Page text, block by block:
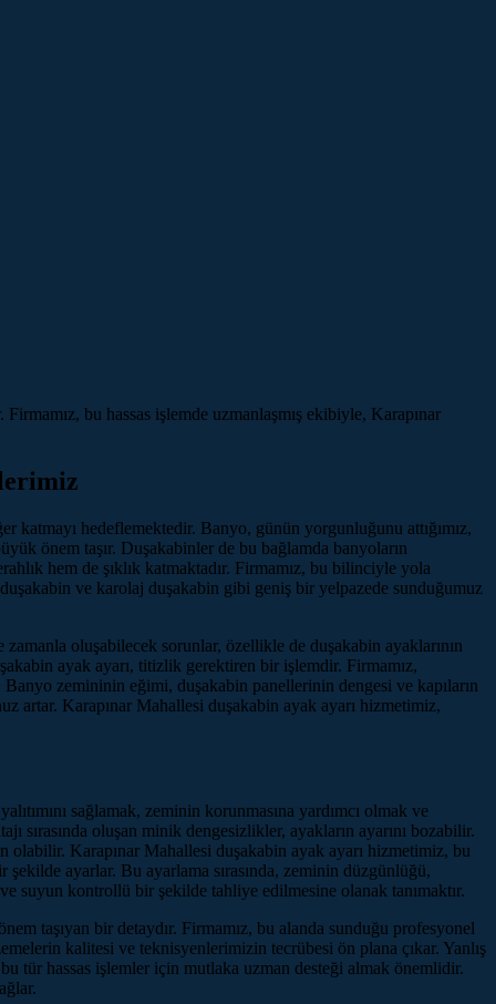
bu hassas işlemde uzmanlaşmış ekibiyle, Karapınar
katmayı hedeflemektedir. Banyo, günün yorgunluğunu attığımız,
önem taşır. Duşakabinler de bu bağlamda banyoların
hem de şıklık katmaktadır. Firmamız, bu bilinciyle yola
duşakabin ve karolaj duşakabin gibi geniş bir yelpazede sunduğumuz
oluşabilecek sorunlar, özellikle de duşakabin ayaklarının
ayak ayarı, titizlik gerektiren bir işlemdir. Firmamız,
zemininin eğimi, duşakabin panellerinin dengesi ve kapıların
artar. Karapınar Mahallesi duşakabin ayak ayarı hizmetimiz,
sağlamak, zeminin korunmasına yardımcı olmak ve
oluşan minik dengesizlikler, ayakların ayarını bozabilir.
olabilir. Karapınar Mahallesi duşakabin ayak ayarı hizmetimiz, bu
ayarlar. Bu ayarlama sırasında, zeminin düzgünlüğü,
suyun kontrollü bir şekilde tahliye edilmesine olanak tanımaktır.
taşıyan bir detaydır. Firmamız, bu alanda sunduğu profesyonel
kalitesi ve teknisyenlerimizin tecrübesi ön plana çıkar. Yanlış
tür hassas işlemler için mutlaka uzman desteği almak önemlidir.